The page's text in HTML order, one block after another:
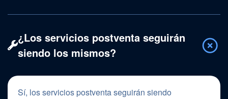
¿Los servicios postventa seguirán
siendo los mismos?
Sí, los servicios postventa seguirán siendo